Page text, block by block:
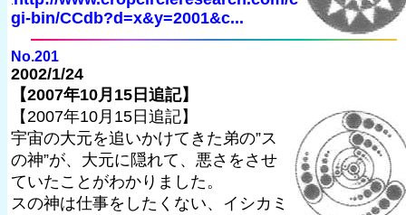
gi-bin/CCdb?d=x&y=2001&c...
No.201
2002/1/24
【2007年10月15日追記】
【2007年10月15日追記】
宇宙の大元を追いかけてきた弟の”ス
の神”が、大元に隠れて、悪さをさせ
ていたことがわかりました。
スの神は仕事をしたくない、イシカミ